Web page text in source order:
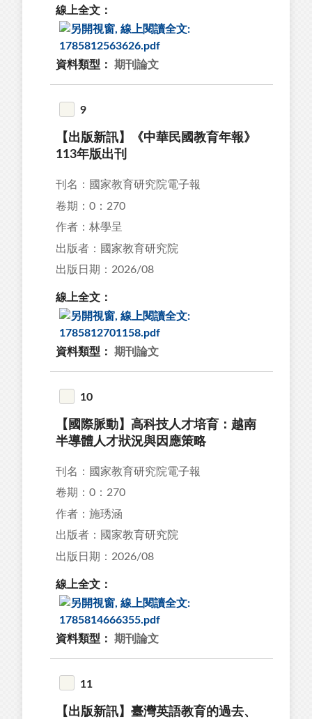
線上全文：
資料類型： 期刊論文
9
【出版新訊】《中華民國教育年報》
113年版出刊
刊名：國家教育研究院電子報
卷期：0：270
作者：林學呈
出版者：國家教育研究院
出版日期：2026/08
線上全文：
資料類型： 期刊論文
10
【國際脈動】高科技人才培育：越南
半導體人才狀況與因應策略
刊名：國家教育研究院電子報
卷期：0：270
作者：施琇涵
出版者：國家教育研究院
出版日期：2026/08
線上全文：
資料類型： 期刊論文
11
【出版新訊】臺灣英語教育的過去、